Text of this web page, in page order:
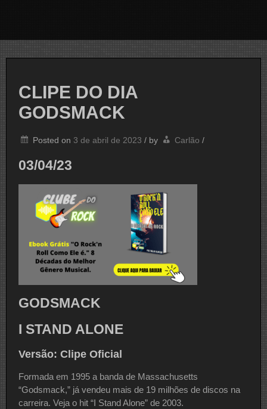
CLIPE DO DIA
GODSMACK
Posted on 3 de abril de 2023 / by Carlão /
03/04/23
GODSMACK
I STAND ALONE
Versão: Clipe Oficial
Formada em 1995 a banda de Massachusetts
“Godsmack,” já vendeu mais de 19 milhões de discos na
carreira. Veja o hit “I Stand Alone” de 2003.